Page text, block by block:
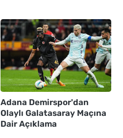
Adana Demirspor'dan
Olaylı Galatasaray Maçına
Dair Açıklama